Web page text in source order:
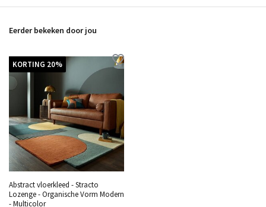
Eerder bekeken door jou
KORTING 20%
Abstract vloerkleed - Stracto
Lozenge - Organische Vorm Modern
- Multicolor